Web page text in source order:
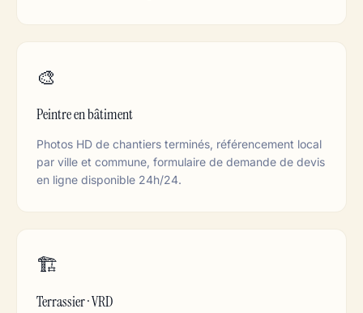
🎨
Peintre en bâtiment
Photos HD de chantiers terminés, référencement local
par ville et commune, formulaire de demande de devis
en ligne disponible 24h/24.
🏗️
Terrassier · VRD